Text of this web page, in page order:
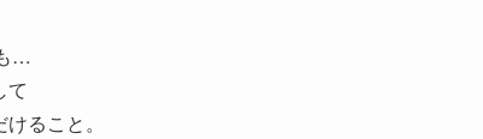
…
て
ること。